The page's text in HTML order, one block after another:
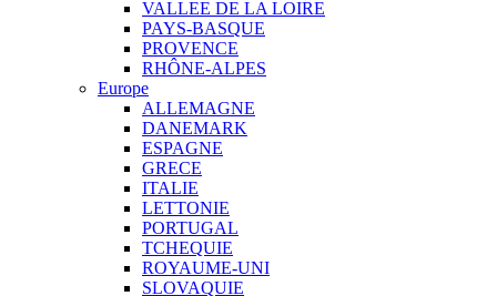
VALLEE DE LA LOIRE
PAYS-BASQUE
PROVENCE
RHÔNE-ALPES
Europe
ALLEMAGNE
DANEMARK
ESPAGNE
GRECE
ITALIE
LETTONIE
PORTUGAL
TCHEQUIE
ROYAUME-UNI
SLOVAQUIE